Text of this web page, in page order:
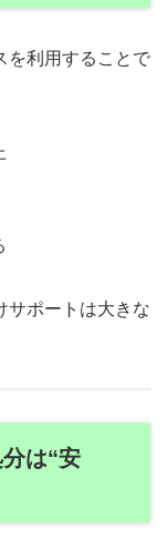
を利用することで
サポートは大きな
は“安